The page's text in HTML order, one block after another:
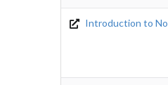
Introduction to